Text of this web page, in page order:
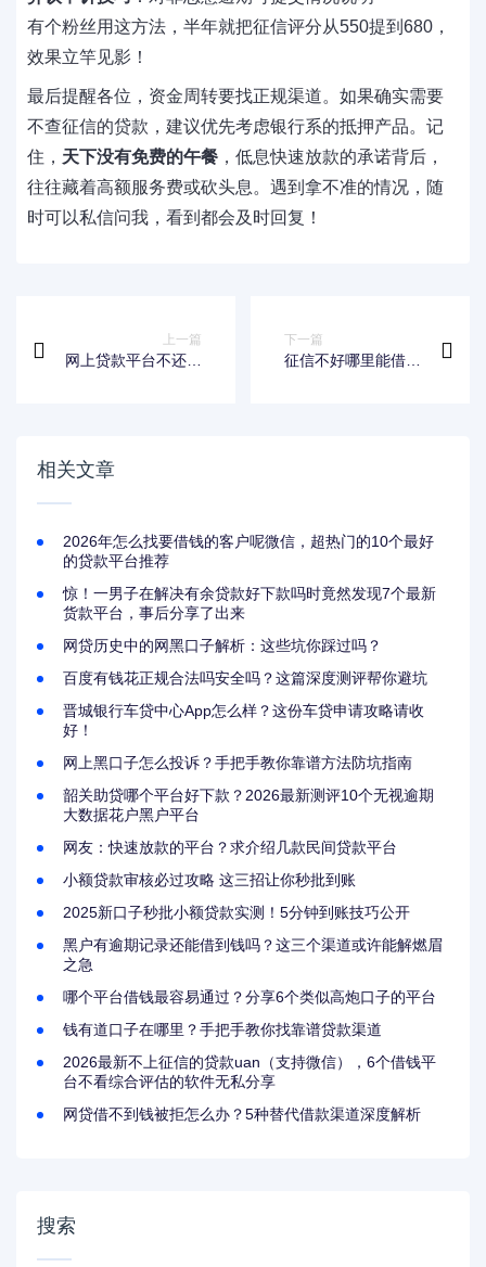
有个粉丝用这方法，半年就把征信评分从550提到680，
效果立竿见影！
最后提醒各位，资金周转要找正规渠道。如果确实需要
不查征信的贷款，建议优先考虑银行系的抵押产品。记
住， 天下没有免费的午餐 ，低息快速放款的承诺背后，
往往藏着高额服务费或砍头息。遇到拿不准的情况，随
时可以私信问我，看到都会及时回复！
上一篇
网上贷款平台不还会
下一篇
征信不好哪里能借两
相关文章
2026年怎么找要借钱的客户呢微信，超热门的10个最好
的贷款平台推荐
惊！一男子在解决有余贷款好下款吗时竟然发现7个最新
货款平台，事后分享了出来
网贷历史中的网黑口子解析：这些坑你踩过吗？
百度有钱花正规合法吗安全吗？这篇深度测评帮你避坑
晋城银行车贷中心App怎么样？这份车贷申请攻略请收
好！
网上黑口子怎么投诉？手把手教你靠谱方法防坑指南
韶关助贷哪个平台好下款？2026最新测评10个无视逾期
大数据花户黑户平台
网友：快速放款的平台？求介绍几款民间贷款平台
小额贷款审核必过攻略 这三招让你秒批到账
2025新口子秒批小额贷款实测！5分钟到账技巧公开
黑户有逾期记录还能借到钱吗？这三个渠道或许能解燃眉
之急
哪个平台借钱最容易通过？分享6个类似高炮口子的平台
钱有道口子在哪里？手把手教你找靠谱贷款渠道
2026最新不上征信的贷款uan（支持微信），6个借钱平
台不看综合评估的软件无私分享
网贷借不到钱被拒怎么办？5种替代借款渠道深度解析
搜索